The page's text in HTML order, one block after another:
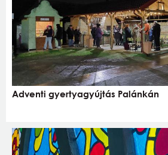
Adventi gyertyagyújtás Palánkán